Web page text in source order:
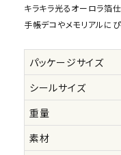
キラキラ光るオーロラ箔
手帳デコやメモリアルに
パッケージサイズ
シールサイズ
重量
素材